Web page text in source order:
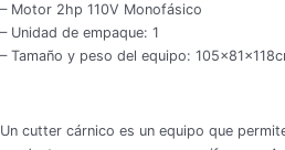
– Motor 2hp 110V Monofásico
– Unidad de empaque: 1
– Tamaño y peso del equipo:
Un cutter cárnico es un equipo que